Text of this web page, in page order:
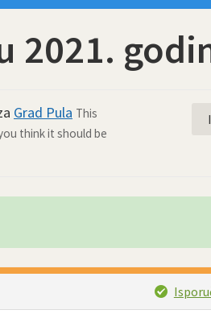
2021.
Grad Pula This
think it should be